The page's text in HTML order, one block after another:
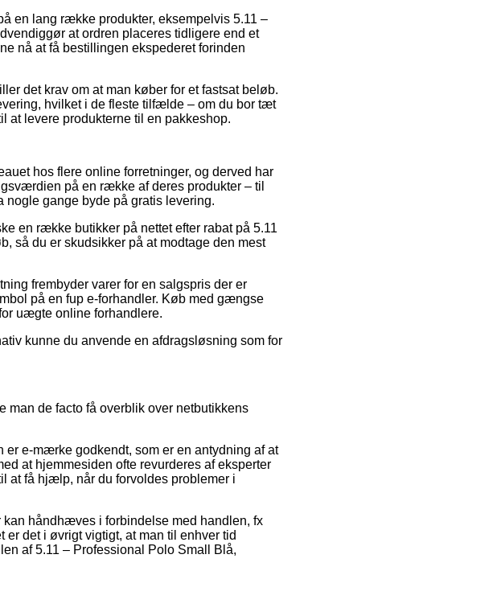
en lang række produkter, eksempelvis 5.11 –
at ordren placeres tidligere end et
nå at få bestillingen ekspederet forinden
det krav om at man køber for et fastsat beløb.
hvilket i de fleste tilfælde – om du bor tæt
at levere produkterne til en pakkeshop.
hos flere online forretninger, og derved har
på en række af deres produkter – til
gange byde på gratis levering.
en række butikker på nettet efter rabat på 5.11
så du er skudsikker på at modtage den mest
frembyder varer for en salgspris der er
på en fup e-forhandler. Køb med gængse
uægte online forhandlere.
kunne du anvende en afdragsløsning som for
man de facto få overblik over netbutikkens
e-mærke godkendt, som er en antydning af at
at hjemmesiden ofte revurderes af eksperter
at få hjælp, når du forvoldes problemer i
håndhæves i forbindelse med handlen, fx
det i øvrigt vigtigt, at man til enhver tid
af 5.11 – Professional Polo Small Blå,